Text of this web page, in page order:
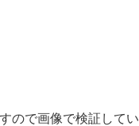
ので画像で検証してい